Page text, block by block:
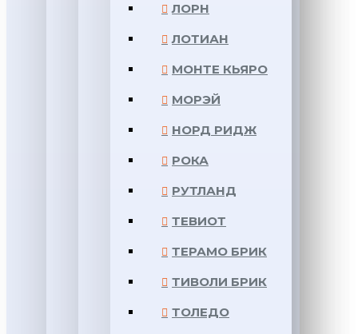
ЛОРН
ЛОТИАН
МОНТЕ КЬЯРО
МОРЭЙ
НОРД РИДЖ
РОКА
РУТЛАНД
ТЕВИОТ
ТЕРАМО БРИК
ТИВОЛИ БРИК
ТОЛЕДО